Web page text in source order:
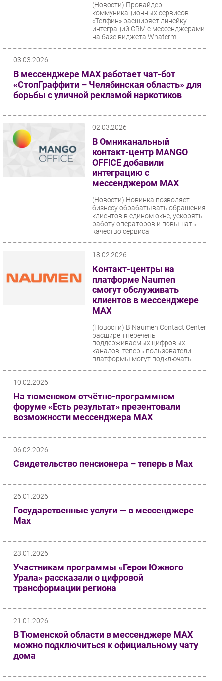
(Новости) Провайдер
коммуникационных сервисов
«Телфин» расширяет линейку
интеграций CRM с мессенджерами
на базе виджета Whatcrm.
03.03.2026
В мессенджере МАХ работает чат-бот
«СтопГраффити – Челябинская область» для
борьбы с уличной рекламой наркотиков
02.03.2026
В Омниканальный
контакт-центр MANGO
OFFICE добавили
интеграцию с
мессенджером MAX
(Новости) Новинка позволяет
бизнесу обрабатывать обращения
клиентов в едином окне, ускорять
работу операторов и повышать
качество сервиса
18.02.2026
Контакт-центры на
платформе Naumen
смогут обслуживать
клиентов в мессенджере
MAX
(Новости) В Naumen Contact Center
расширен перечень
поддерживаемых цифровых
каналов: теперь пользователи
платформы могут подключать
10.02.2026
На тюменском отчётно-программном
форуме «Есть результат» презентовали
возможности мессенджера МАХ
06.02.2026
Свидетельство пенсионера – теперь в Мах
26.01.2026
Государственные услуги — в мессенджере
Мах
23.01.2026
Участникам программы «Герои Южного
Урала» рассказали о цифровой
трансформации региона
21.01.2026
В Тюменской области в мессенджере MAX
можно подключиться к официальному чату
дома